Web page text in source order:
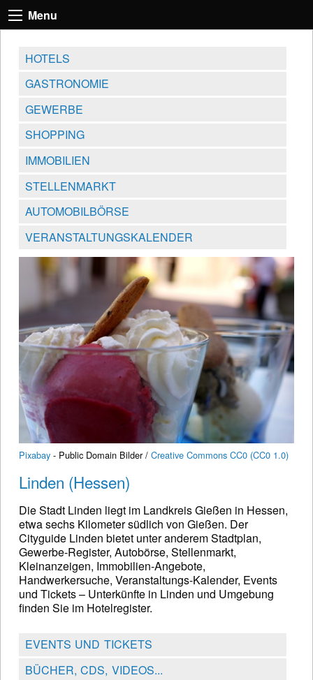
Menu
HOTELS
GASTRONOMIE
GEWERBE
SHOPPING
IMMOBILIEN
STELLENMARKT
AUTOMOBILBÖRSE
VERANSTALTUNGSKALENDER
Pixabay - Public Domain Bilder / Creative Commons CC0 (CC0 1.0)
Linden (Hessen)
Die Stadt Linden liegt im Landkreis Gießen in Hessen,
etwa sechs Kilometer südlich von Gießen. Der
Cityguide Linden bietet unter anderem Stadtplan,
Gewerbe-Register, Autobörse, Stellenmarkt,
Kleinanzeigen, Immobilien-Angebote,
Handwerkersuche, Veranstaltungs-Kalender, Events
und Tickets – Unterkünfte in Linden und Umgebung
finden Sie im Hotelregister.
EVENTS UND TICKETS
BÜCHER, CDS, VIDEOS...